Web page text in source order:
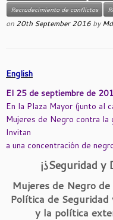
Recrudecimiento de conflictos
on 20th September 2016 by
English
El 25 de septiembre de
En la Plaza Mayor (junto al
Mujeres de Negro contra la
Invitan
a una concentración de
¡¿Seguridad
Mujeres de Negro
Política de
y la política